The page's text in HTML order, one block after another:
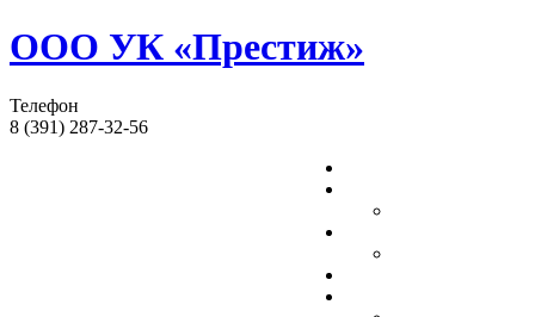
ООО УК «Престиж»
Телефон
8 (391) 287-32-56